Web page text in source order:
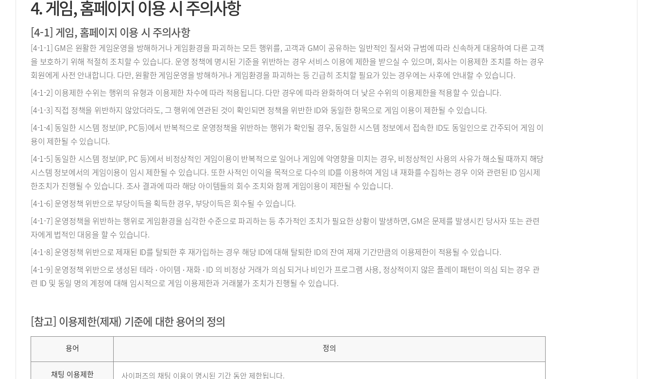
4. 게임, 홈페이지 이용 시 주의사항
[4-1] 게임, 홈페이지 이용 시 주의사항
[4-1-1] GM은 원활한 게임운영을 방해하거나 게임환경을 파괴하는 모든 행위를, 고객과 GM이 공유하는 일반적인 질서와 규범에 따라 신속하게 대응하여 다른 고객
을 보호하기 위해 적절히 조치할 수 있습니다. 운영 정책에 명시된 기준을 위반하는 경우 서비스 이용에 제한을 받으실 수 있으며, 회사는 이용제한 조치를 하는 경우
회원에게 사전 안내합니다. 다만, 원활한 게임운영을 방해하거나 게임환경을 파괴하는 등 긴급히 조치할 필요가 있는 경우에는 사후에 안내할 수 있습니다.
[4-1-2] 이용제한 수위는 행위의 유형과 이용제한 차수에 따라 적용됩니다. 다만 경우에 따라 완화하여 더 낮은 수위의 이용제한을 적용할 수 있습니다.
[4-1-3] 직접 정책을 위반하지 않았더라도, 그 행위에 연관된 것이 확인되면 정책을 위반한 ID와 동일한 항목으로 게임 이용이 제한될 수 있습니다.
[4-1-4] 동일한 시스템 정보(IP, PC등)에서 반복적으로 운영정책을 위반하는 행위가 확인될 경우, 동일한 시스템 정보에서 접속한 ID도 동일인으로 간주되어 게임 이
용이 제한될 수 있습니다.
[4-1-5] 동일한 시스템 정보(IP, PC 등)에서 비정상적인 게임이용이 반복적으로 일어나 게임에 악영향을 미치는 경우, 비정상적인 사용의 사유가 해소될 때까지 해당
시스템 정보에서의 게임이용이 임시 제한될 수 있습니다. 또한 사적인 이익을 목적으로 다수의 ID를 이용하여 게임 내 재화를 수집하는 경우 이와 관련된 ID 임시제
한조치가 진행될 수 있습니다. 조사 결과에 따라 해당 아이템들의 회수 조치와 함께 게임이용이 제한될 수 있습니다.
[4-1-6] 운영정책 위반으로 부당이득을 획득한 경우, 부당이득은 회수될 수 있습니다.
[4-1-7] 운영정책을 위반하는 행위로 게임환경을 심각한 수준으로 파괴하는 등 추가적인 조치가 필요한 상황이 발생하면, GM은 문제를 발생시킨 당사자 또는 관련
자에게 법적인 대응을 할 수 있습니다.
[4-1-8] 운영정책 위반으로 제재된 ID를 탈퇴한 후 재가입하는 경우 해당 ID에 대해 탈퇴한 ID의 잔여 제재 기간만큼의 이용제한이 적용될 수 있습니다.
[4-1-9] 운영정책 위반으로 생성된 테라 ∙ 아이템 ∙ 재화 ∙ ID 의 비정상 거래가 의심 되거나 비인가 프로그램 사용, 정상적이지 않은 플레이 패턴이 의심 되는 경우 관
련 ID 및 동일 명의 계정에 대해 임시적으로 게임 이용제한과 거래불가 조치가 진행될 수 있습니다.
[참고] 이용제한(제재) 기준에 대한 용어의 정의
용어 정의
채팅 이용제한 사이퍼즈의 채팅 이용이 명시된 기간 동안 제한됩니다.